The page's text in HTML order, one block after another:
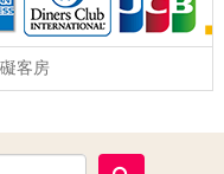
客房